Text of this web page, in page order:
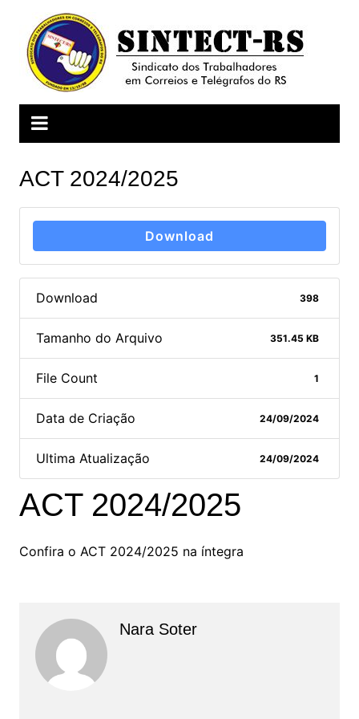
conteúdo
ACT 2024/2025
Download
Download 398
Tamanho do Arquivo 351.45 KB
File Count 1
Data de Criação 24/09/2024
Ultima Atualização 24/09/2024
ACT 2024/2025
Confira o ACT 2024/2025 na íntegra
Nara Soter